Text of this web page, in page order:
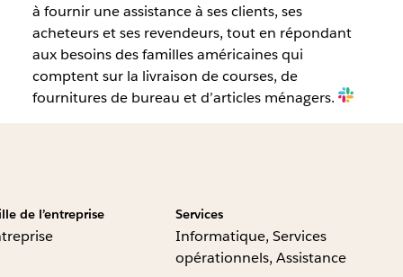
à fournir une assistance à ses clients, ses
acheteurs et ses revendeurs, tout en répondant
aux besoins des familles américaines qui
comptent sur la livraison de courses, de
fournitures de bureau et d’articles ménagers.
de l’entreprise Services
Informatique, Services
opérationnels, Assistance